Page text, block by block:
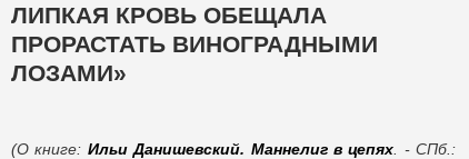
ЛИПКАЯ КРОВЬ ОБЕЩАЛА
ПРОРАСТАТЬ ВИНОГРАДНЫМИ
ЛОЗАМИ»
(О книге: Ильи Данишевский. Маннелиг в цепях . - СПб.: